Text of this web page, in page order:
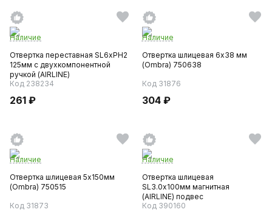
Наличие
Отвертка переставная SL6хPH2
125мм с двухкомпонентной
ручкой (AIRLINE)
Код 238234
261 ₽
Наличие
Отвертка шлицевая 6х38 мм
(Ombra) 750638
Код 31876
304 ₽
Наличие
Отвертка шлицевая 5х150мм
(Ombra) 750515
Код 31873
Наличие
Отвертка шлицевая
SL3.0х100мм магнитная
(AIRLINE) подвес
Код 390160